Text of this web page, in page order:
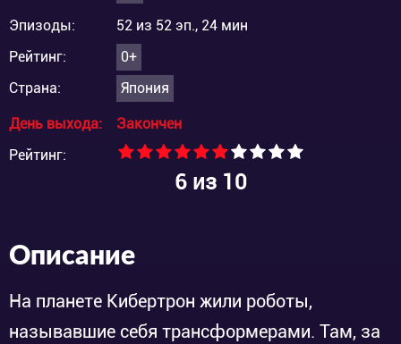
Эпизоды:
52 из 52 эп., 24 мин
Рейтинг:
0+
Страна:
Япония
День выхода:
Закончен
Рейтинг:
6из 10
Описание
На планете Кибертрон жили роботы,
называвшие себя трансформерами. Там, за